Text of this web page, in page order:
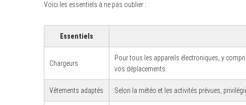
Voici les essentiels à ne pas oublier :
Essentiels
Chargeurs
Pour tous les appareils électroniques, y
vos déplacements.
Vêtements adaptés Selon la météo et les activités prévues,